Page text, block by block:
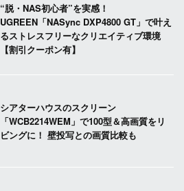
“脱・NAS初心者”を実感！
UGREEN「NASync DXP4800 GT」で叶え
るストレスフリーなクリエイティブ環境
【割引クーポン有】
シアターハウスのスクリーン
「WCB2214WEM」で100型＆高画質をリ
ビングに！ 壁投写との画質比較も